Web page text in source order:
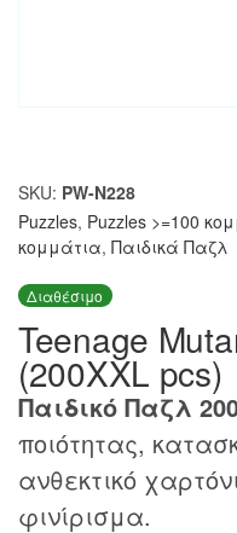
SKU: PW-N228
Puzzles, Puzzles >=100
κομμάτια, Παιδικά Παζλ
Διαθέσιμο
Teenage
(200XXL pcs)
Παιδικό Παζλ
ποιότητας,
ανθεκτικό
φινίρισμα.